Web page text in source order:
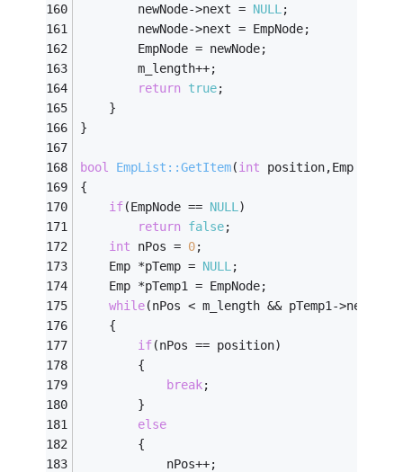
		newNode->next =
NULL ;
		newNode->next = EmpNode;
		EmpNode = newNode;
		m_length++;
return true;
	}
}
bool EmpList::GetItem(int position,Emp
{
if(EmpNode == NULL )
return false;
int nPos = 0;
	Emp *pTemp =
NULL ;
	Emp *pTemp1 = EmpNode;
while(nPos < m_length && pTemp1->next)
	{
if(nPos == position)
		{
break;
		}
else
		{
			nPos++;